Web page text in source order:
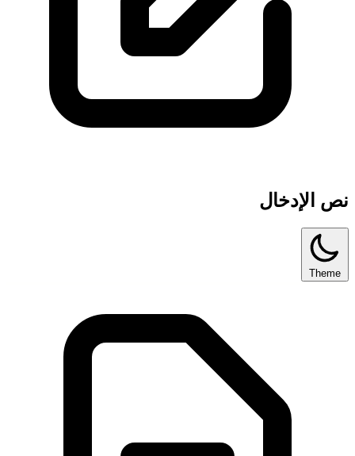
نص الإدخال
Theme